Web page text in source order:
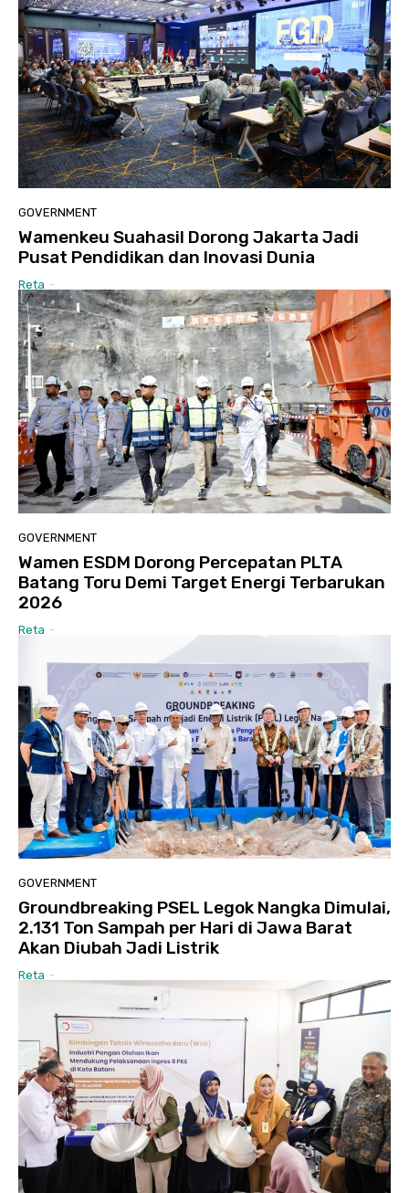
GOVERNMENT
Wamenkeu Suahasil Dorong Jakarta Jadi
Pusat Pendidikan dan Inovasi Dunia
Reta -
GOVERNMENT
Wamen ESDM Dorong Percepatan PLTA
Batang Toru Demi Target Energi Terbarukan
2026
Reta -
GOVERNMENT
Groundbreaking PSEL Legok Nangka Dimulai,
2.131 Ton Sampah per Hari di Jawa Barat
Akan Diubah Jadi Listrik
Reta -